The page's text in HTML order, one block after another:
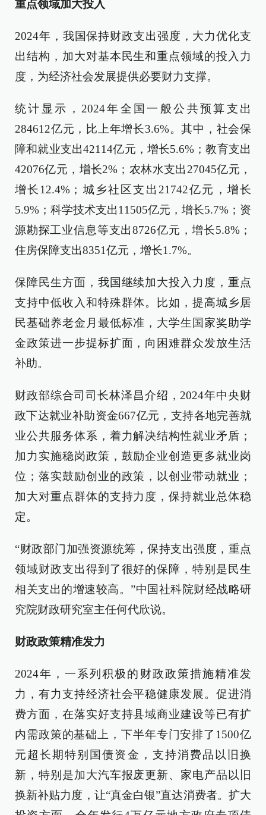
重点领域加大投入
2024年，我国保持财政支出强度，大力优化支
出结构，加大对基本民生和重点领域的投入力
度，为经济社会发展提供必要财力支撑。
统计显示，2024年全国一般公共预算支出
284612亿元，比上年增长3.6%。其中，社会保
障和就业支出42114亿元，增长5.6%；教育支出
42076亿元，增长2%；农林水支出27045亿元，
增长12.4%；城乡社区支出21742亿元，增长
5.9%；科学技术支出11505亿元，增长5.7%；资
源勘探工业信息等支出8726亿元，增长5.8%；
住房保障支出8351亿元，增长1.7%。
保障民生方面，我国继续加大投入力度，重点
支持中低收入和特殊群体。比如，提高城乡居
民基础养老金月最低标准，大学生国家奖助学
金政策进一步提标扩面，向困难群众发放生活
补助。
财政部综合司司长林泽昌介绍，2024年中央财
政下达就业补助资金667亿元，支持各地完善就
业公共服务体系，着力解决结构性就业矛盾；
加力实施稳岗政策，鼓励企业创造更多就业岗
位；落实鼓励创业的政策，以创业带动就业；
加大对重点群体的支持力度，保持就业总体稳
定。
“财政部门加强资源统筹，保持支出强度，重点
领域财政支出得到了很好的保障，特别是民生
相关支出的增速较高。”中国社科院财经战略研
究院财政研究室主任何代欣说。
财政政策精准发力
2024年，一系列积极的财政政策措施精准发
力，有力支持经济社会平稳健康发展。促进消
费方面，在落实好支持县域商业建设等已有扩
内需政策的基础上，下半年专门安排了1500亿
元超长期特别国债资金，支持消费品以旧换
新，特别是加大汽车报废更新、家电产品以旧
换新补贴力度，让“真金白银”直达消费者。扩大